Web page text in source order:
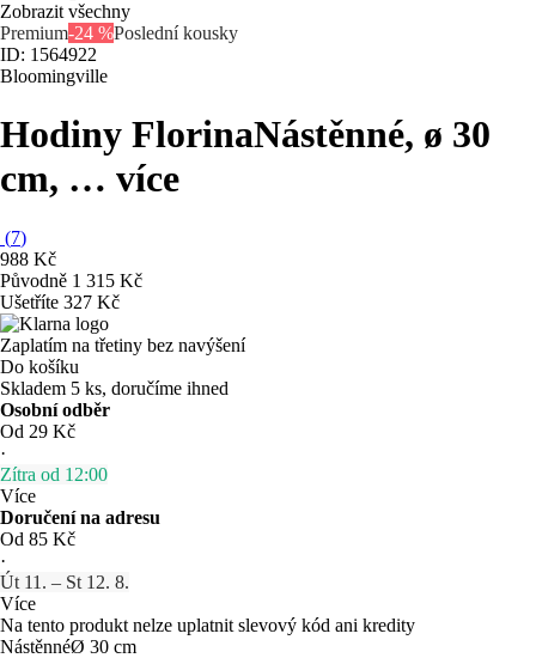
Zobrazit všechny
Premium-24 %Poslední kousky
ID: 1564922
Bloomingville
Hodiny FlorinaNástěnné, ø 30
cm, … více
(7)
988 Kč
Původně 1 315 Kč
Ušetříte 327 Kč
Zaplatím na třetiny bez navýšení
Do košíku
Skladem 5 ks, doručíme ihned
Osobní odběr
Od 29 Kč
·
Zítra od 12:00
Více
Doručení na adresu
Od 85 Kč
·
Út 11. – St 12. 8.
Více
Na tento produkt nelze uplatnit slevový kód ani kredity
NástěnnéØ 30 cm